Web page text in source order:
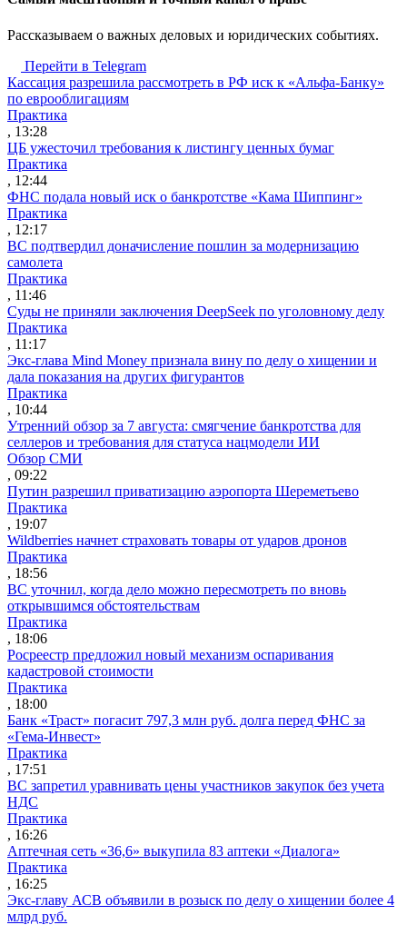
Рассказываем о важных деловых и юридических событиях.
Перейти в Telegram
Кассация разрешила рассмотреть в РФ иск к «Альфа-Банку»
по еврооблигациям
Практика
, 13:28
ЦБ ужесточил требования к листингу ценных бумаг
Практика
, 12:44
ФНС подала новый иск о банкротстве «Кама Шиппинг»
Практика
, 12:17
ВС подтвердил доначисление пошлин за модернизацию
самолета
Практика
, 11:46
Суды не приняли заключения DeepSeek по уголовному делу
Практика
, 11:17
Экс-глава Mind Money признала вину по делу о хищении и
дала показания на других фигурантов
Практика
, 10:44
Утренний обзор за 7 августа: смягчение банкротства для
селлеров и требования для статуса нацмодели ИИ
Обзор СМИ
, 09:22
Путин разрешил приватизацию аэропорта Шереметьево
Практика
, 19:07
Wildberries начнет страховать товары от ударов дронов
Практика
, 18:56
ВС уточнил, когда дело можно пересмотреть по вновь
открывшимся обстоятельствам
Практика
, 18:06
Росреестр предложил новый механизм оспаривания
кадастровой стоимости
Практика
, 18:00
Банк «Траст» погасит 797,3 млн руб. долга перед ФНС за
«Гема-Инвест»
Практика
, 17:51
ВС запретил уравнивать цены участников закупок без учета
НДС
Практика
, 16:26
Аптечная сеть «36,6» выкупила 83 аптеки «Диалога»
Практика
, 16:25
Экс-главу АСВ объявили в розыск по делу о хищении более 4
млрд руб.